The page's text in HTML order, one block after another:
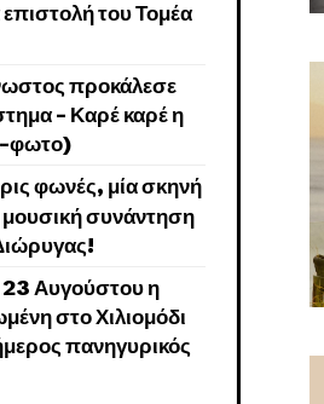
του Τομέα
προκάλεσε
– Καρέ καρέ η
φωτο)
φωνές, μία σκηνή
μουσική συνάντηση
23 Αυγούστου η
στο Χιλιομόδι
πανηγυρικός